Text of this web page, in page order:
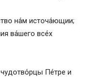
на́м источа́ющии;
ва́шего все́х
чудотво́рцы Пе́тре и